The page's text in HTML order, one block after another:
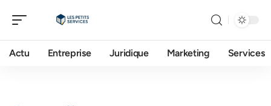
Actu Entreprise Juridique Marketing Services